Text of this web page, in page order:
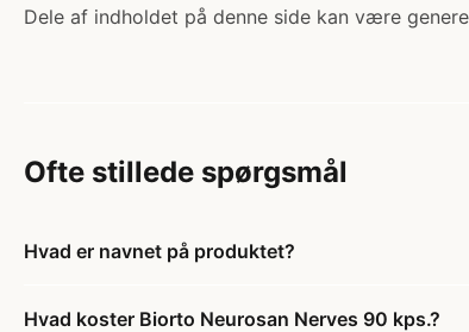
Dele af indholdet på denne side kan være
Ofte stillede spørgsmål
Hvad er navnet på produktet?
Hvad koster Biorto Neurosan Nerves 90 kps.?